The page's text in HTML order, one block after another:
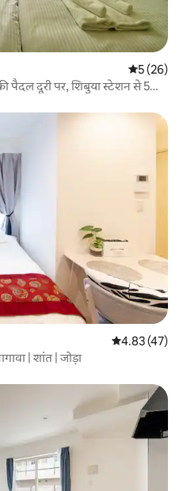
औसत रेटिंग
5 (26)
पैदल दूरी पर, शिबुया स्टेशन से 5
औसत रेटिंग 5 में
4.83 (47)
| शांत | जोड़ा